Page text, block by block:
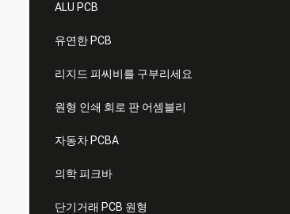
ALU PCB
유연한 PCB
리지드 피씨비를 구부리세요
원형 인쇄 회로 판 어셈블리
자동차 PCBA
의학 피크바
단기거래 PCB 원형